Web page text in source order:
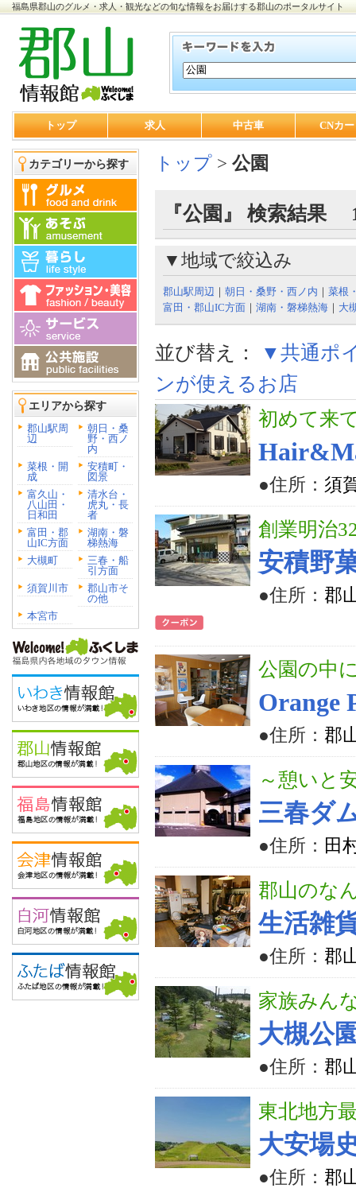
福島県郡山のグルメ・求人・観光などの旬な情報をお届けする郡山のポータルサイト
トップ 求人 中古車 CNカ
カテゴリーから探す
エリアから探す
郡山駅周
辺
朝日・桑
野・西ノ
内
菜根・開
成
安積町・
図景
富久山・
八山田・
日和田
清水台・
虎丸・長
者
富田・郡
山IC方面
湖南・磐
梯熱海
大槻町
三春・船
引方面
須賀川市
郡山市そ
の他
本宮市
トップ > 公園
『公園』 検索結果
▼地域で絞込み
郡山駅周辺 ｜ 朝日・桑野・西ノ内 ｜ 菜根
富田・郡山IC方面 ｜ 湖南・磐梯熱海 ｜ 大
並び替え：
▼共通ポ
ンが使えるお店
初めて来
●住所： 須
創業明治
安積野
●住所： 郡
公園の中
Orange
●住所： 郡
～憩いと
三春ダ
●住所： 田
郡山のな
生活雑
●住所： 郡
家族みん
大槻公
●住所： 郡
東北地方
大安場
●住所： 郡